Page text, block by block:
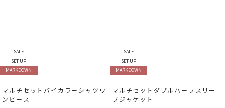
SALE
SET UP
MARKDOWN
マルチセットバイカラーシャツワ
ンピース
SALE
SET UP
MARKDOWN
マルチセットダブルハーフスリー
ブジャケット